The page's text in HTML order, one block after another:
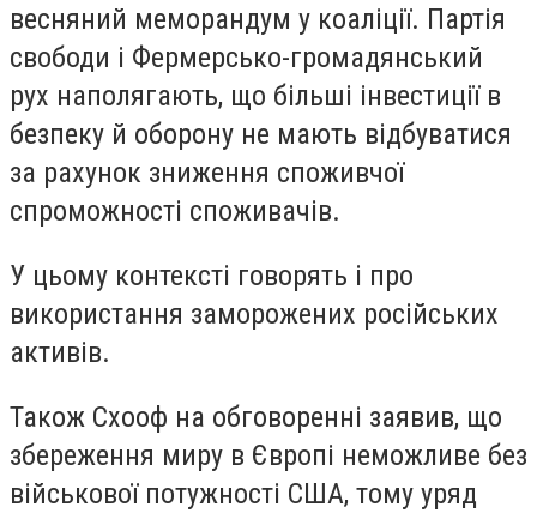
весняний меморандум у коаліції. Партія
свободи і Фермерсько-громадянський
рух наполягають, що більші інвестиції в
безпеку й оборону не мають відбуватися
за рахунок зниження споживчої
спроможності споживачів.
У цьому контексті говорять і про
використання заморожених російських
активів.
Також Схооф на обговоренні заявив, що
збереження миру в Європі неможливе без
військової потужності США, тому уряд